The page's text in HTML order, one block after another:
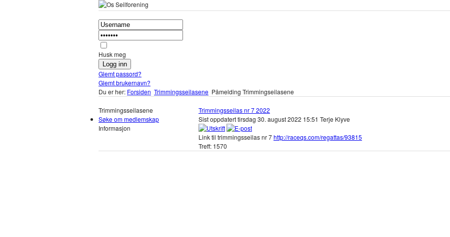
Husk meg
Glemt passord?
Glemt brukernavn?
Du er her: Forsiden Trimmingsseilasene Påmelding Trimmingseilasene
Trimmingsseilasene
Søke om medlemskap
Informasjon
Trimmingsseilas nr 7 2022
Sist oppdatert tirsdag 30. august 2022 15:51 Terje Klyve
Link til trimmingsseilas nr 7http://raceqs.com/regattas/93815
Treff: 1570